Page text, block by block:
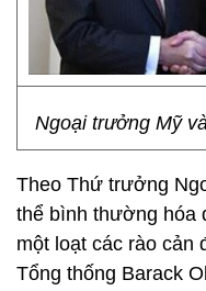
Ngoại trưởng Mỹ
Theo Thứ trưởng
thể bình thường hóa
một loạt các rào
Tổng thống Barack